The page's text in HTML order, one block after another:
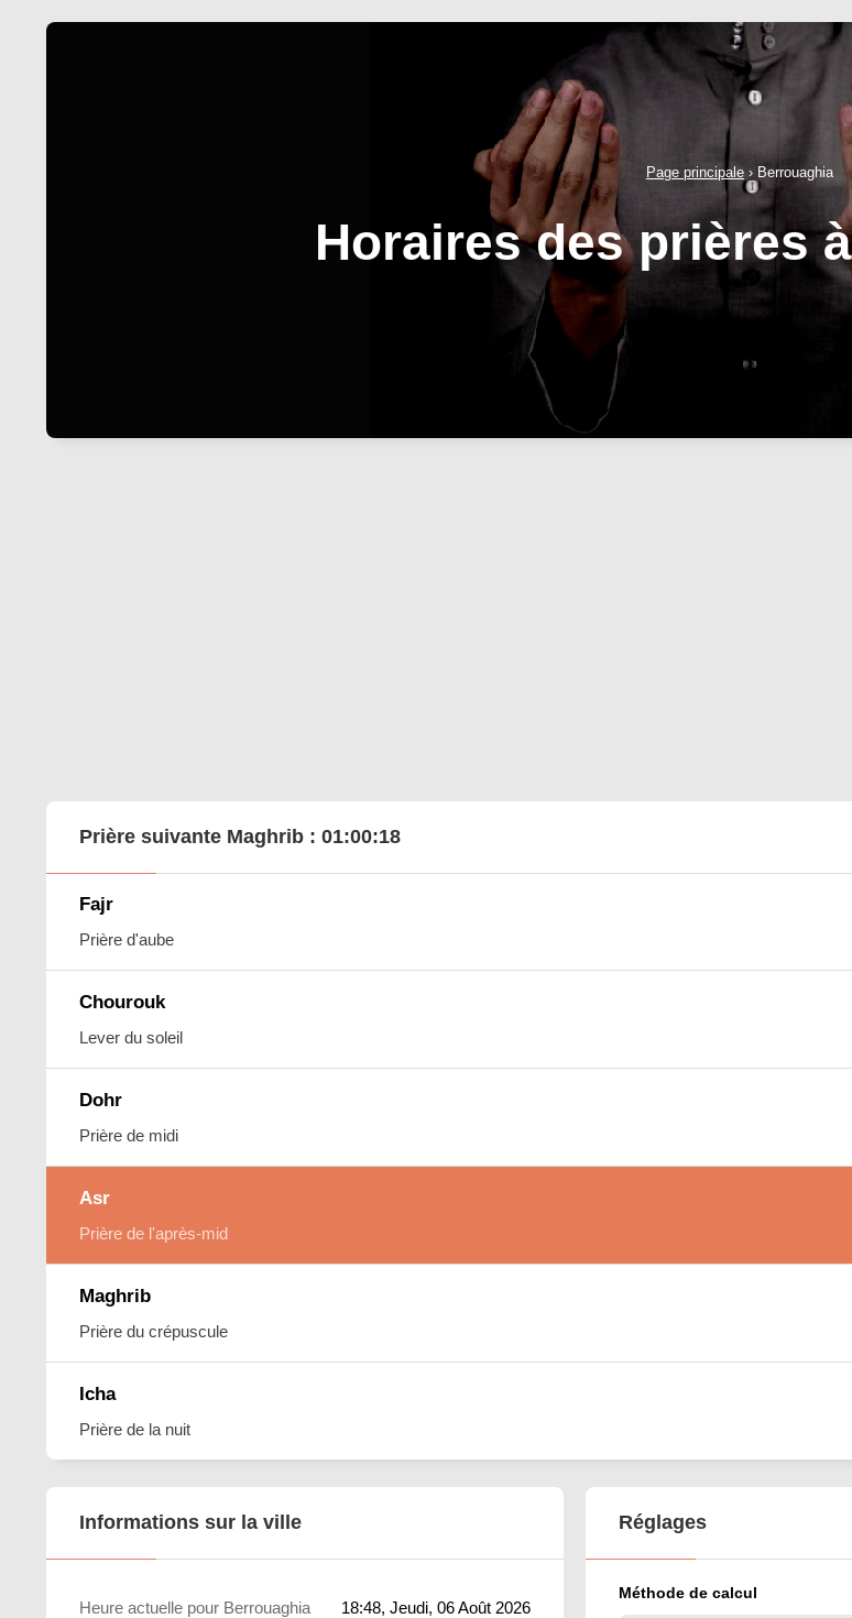
Page principale › Berrouaghia
Horaires des prières
Prière suivante Maghrib : 01:00:17
Fajr
Prière d'aube
Chourouk
Lever du soleil
Dohr
Prière de midi
Asr
Prière de l'après-mid
Maghrib
Prière du crépuscule
Icha
Prière de la nuit
Informations sur la ville
Heure actuelle pour Berrouaghia 18:48, Jeudi, 06 Août 2026
Réglages
Méthode de calcul